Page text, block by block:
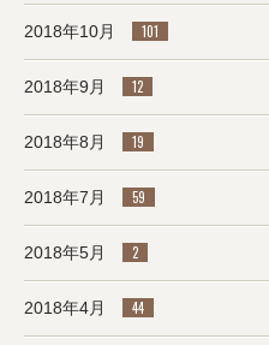
2018年10月 101
2018年9月 12
2018年8月 19
2018年7月 59
2018年5月 2
2018年4月 44